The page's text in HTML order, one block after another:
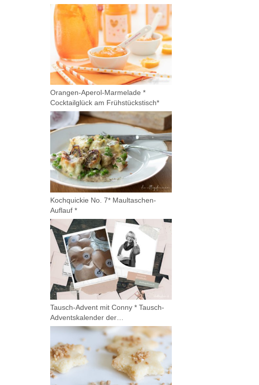
Orangen-Aperol-Marmelade *
Cocktailglück am Frühstückstisch*
Kochquickie No. 7* Maultaschen-
Auflauf *
Tausch-Advent mit Conny * Tausch-
Adventskalender der…